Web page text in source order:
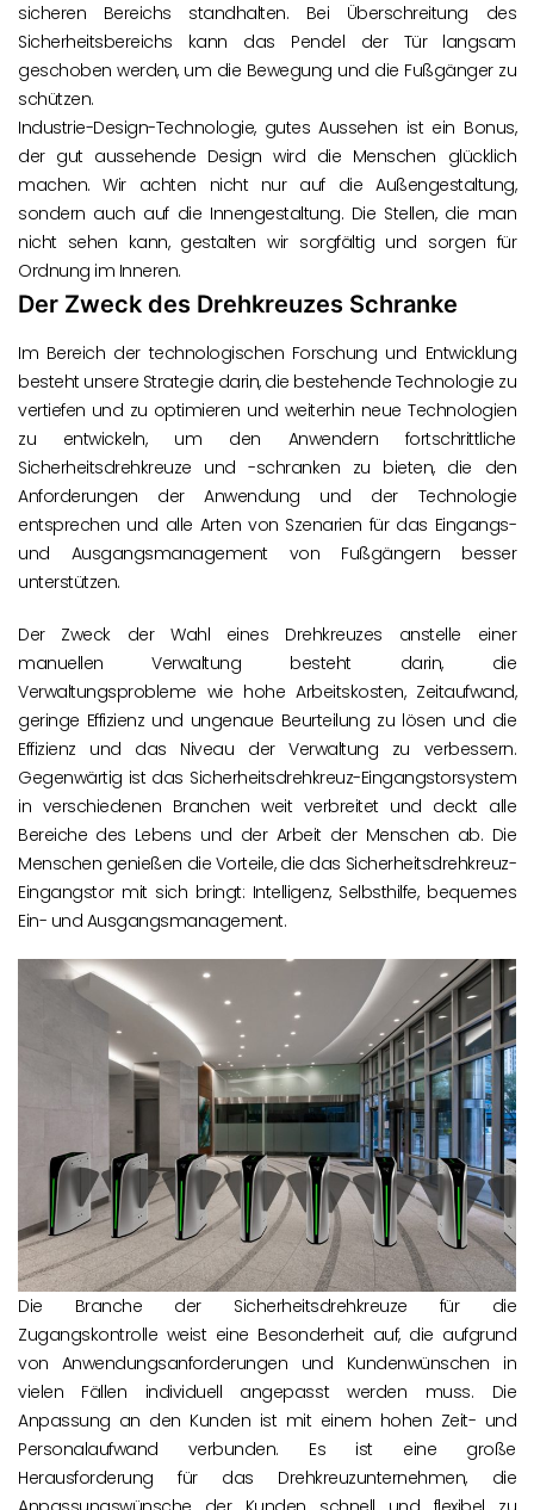
sicheren Bereichs standhalten. Bei Überschreitung des
Sicherheitsbereichs kann das Pendel der Tür langsam
geschoben werden, um die Bewegung und die Fußgänger zu
schützen.
Industrie-Design-Technologie, gutes Aussehen ist ein Bonus,
der gut aussehende Design wird die Menschen glücklich
machen. Wir achten nicht nur auf die Außengestaltung,
sondern auch auf die Innengestaltung. Die Stellen, die man
nicht sehen kann, gestalten wir sorgfältig und sorgen für
Ordnung im Inneren.
Der Zweck des Drehkreuzes Schranke
Im Bereich der technologischen Forschung und Entwicklung
besteht unsere Strategie darin, die bestehende Technologie zu
vertiefen und zu optimieren und weiterhin neue Technologien
zu entwickeln, um den Anwendern fortschrittliche
Sicherheitsdrehkreuze und -schranken zu bieten, die den
Anforderungen der Anwendung und der Technologie
entsprechen und alle Arten von Szenarien für das Eingangs-
und Ausgangsmanagement von Fußgängern besser
unterstützen.
Der Zweck der Wahl eines Drehkreuzes anstelle einer
manuellen Verwaltung besteht darin, die
Verwaltungsprobleme wie hohe Arbeitskosten, Zeitaufwand,
geringe Effizienz und ungenaue Beurteilung zu lösen und die
Effizienz und das Niveau der Verwaltung zu verbessern.
Gegenwärtig ist das Sicherheitsdrehkreuz-Eingangstorsystem
in verschiedenen Branchen weit verbreitet und deckt alle
Bereiche des Lebens und der Arbeit der Menschen ab. Die
Menschen genießen die Vorteile, die das Sicherheitsdrehkreuz-
Eingangstor mit sich bringt: Intelligenz, Selbsthilfe, bequemes
Ein- und Ausgangsmanagement.
Die Branche der Sicherheitsdrehkreuze für die
Zugangskontrolle weist eine Besonderheit auf, die aufgrund
von Anwendungsanforderungen und Kundenwünschen in
vielen Fällen individuell angepasst werden muss. Die
Anpassung an den Kunden ist mit einem hohen Zeit- und
Personalaufwand verbunden. Es ist eine große
Herausforderung für das Drehkreuzunternehmen, die